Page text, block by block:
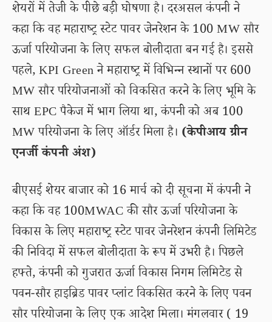
शेयरों में तेजी के पीछे बड़ी घोषणा है। दरअसल कंपनी ने
कहा कि वह महाराष्ट्र स्टेट पावर जेनरेशन के 100 MW सौर
ऊर्जा परियोजना के लिए सफल बोलीदाता बन गई है। इससे
पहले, KPI Green ने महाराष्ट्र में विभिन्न स्थानों पर 600
MW सौर परियोजनाओं को विकसित करने के लिए भूमि के
साथ EPC पैकेज में भाग लिया था, कंपनी को अब 100
MW परियोजना के लिए ऑर्डर मिला है। (केपीआय ग्रीन
एनर्जी कंपनी अंश)
बीएसई शेयर बाजार को 16 मार्च को दी सूचना में कंपनी ने
कहा कि वह 100MWAC की सौर ऊर्जा परियोजना के
विकास के लिए महाराष्ट्र स्टेट पावर जेनरेशन कंपनी लिमिटेड
की निविदा में सफल बोलीदाता के रूप में उभरी है। पिछले
हफ्ते, कंपनी को गुजरात ऊर्जा विकास निगम लिमिटेड से
पवन-सौर हाइब्रिड पावर प्लांट विकसित करने के लिए पवन
सौर परियोजना के लिए एक आदेश मिला। मंगलवार ( 19